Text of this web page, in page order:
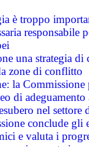
è troppo
responsabile
una strategia
zone di conflitto
la
di
nel
conclude
e valuta i